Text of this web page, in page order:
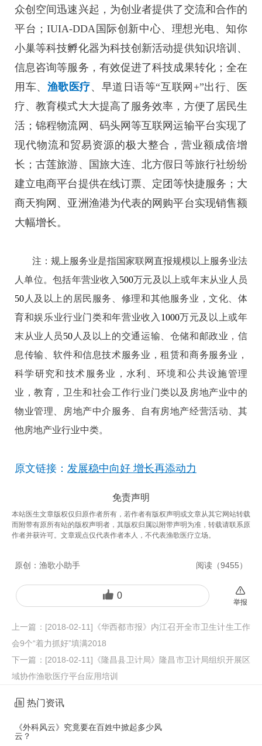
众创空间迅速兴起，为创业者提供了交流和合作的
平台；IUIA-DDA国际创新中心、理想光电、知你
小巢等科技孵化器为科技创新活动提供知识培训、
信息咨询等服务，有效促进了科技成果转化；全在
用车、 渔歌医疗、早道日语等“互联网+”出行、医
疗、教育模式大大提高了服务效率，方便了居民生
活；锦程物流网、码头网等互联网运输平台实现了
现代物流和贸易资源的极大整合，营业额成倍增
长；古莲旅游、国旅大连、北方假日等旅行社纷纷
建立电商平台提供在线订票、定团等快捷服务；大
商天狗网、亚洲渔港为代表的网购平台实现销售额
大幅增长。
注：规上服务业是指国家联网直报规模以上服务业法
人单位。包括年营业收入 500万元及以上或年末从业人员
50 人及以上的居民服务、修理和其他服务业，文化、体
育和娱乐业行业门类和年营业收入 1000万元及以上或年
末从业人员50 人及以上的交通运输、仓储和邮政业，信
息传输、软件和信息技术服务业，租赁和商务服务业，
科学研究和技术服务业，水利、环境和公共设施管理
业，教育，卫生和社会工作行业门类以及房地产业中的
物业管理、房地产中介服务、自有房地产经营活动、其
他房地产业行业中类。
原文链接： 发展稳中向好 增长再添动力
免责声明
本站医生文章版权仅归原作者所有，若作者有版权声明或文章从其它网站转载
而附带有原所有站的版权声明者，其版权归属以附带声明为准，转载请联系原
作者并获许可。文章观点仅代表作者本人，不代表渔歌医疗立场。
原创： 渔歌小助手 阅读（9455）
0
举报
上一篇： [2018-02-11]《华西都市报》内江召开全市卫生计生工作
会9个“着力抓好”填满2018
下一篇： [2018-02-11]《隆昌县卫计局》隆昌市卫计局组织开展区
域协作渔歌医疗平台应用培训
热门资讯
《外科风云》究竟要在百姓中掀起多少风
云？